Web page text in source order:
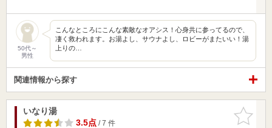
50代～
男性
こんなところにこんな素敵なオアシス！心身共に参ってるので、
凄く救われます。お湯よし、サウナよし、ロビーがまたいい！湯
上りの…
関連情報から探す
お気に入
りに追加
いなり湯
3.5点/ 7 件